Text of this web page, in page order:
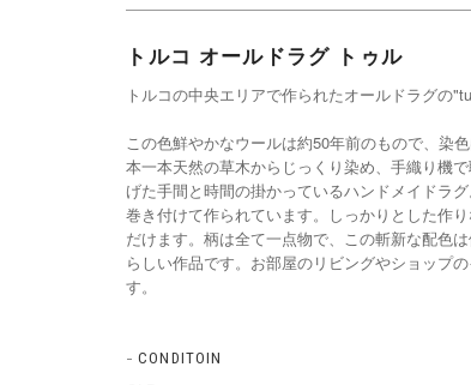
トルコ オールドラグ トゥル
トルコの中央エリアで作られたオールドラグの
この色鮮やかなウールは約50年前のもので、染
本一本天然の草木からじっくり染め、手織り機
げた手間と時間の掛かっているハンドメイドラ
巻き付けて作られています。しっかりとした作
だけます。柄は全て一点物で、この斬新な配色
らしい作品です。お部屋のリビングやショップ
す。
CONDITOIN